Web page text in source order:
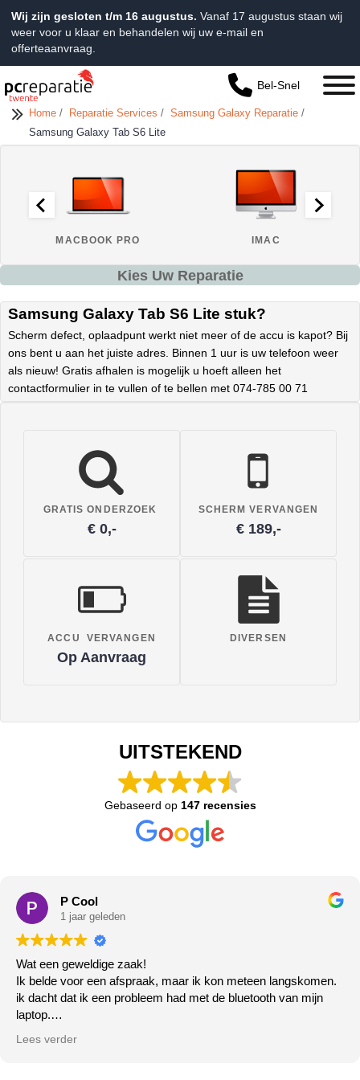
Wij zijn gesloten t/m 16 augustus. Vanaf 17 augustus staan wij
weer voor u klaar en behandelen wij uw e-mail en
offerteaanvraag.
Bel-Snel
Home / Reparatie Services / Samsung Galaxy Reparatie /
Samsung Galaxy Tab S6 Lite
MACBOOK PRO IMAC
Kies Uw Reparatie
Samsung Galaxy Tab S6 Lite stuk?
Scherm defect, oplaadpunt werkt niet meer of de accu is kapot? Bij
ons bent u aan het juiste adres. Binnen 1 uur is uw telefoon weer
als nieuw! Gratis afhalen is mogelijk u hoeft alleen het
contactformulier in te vullen of te bellen met 074-785 00 71
GRATIS ONDERZOEK
€ 0,-
SCHERM VERVANGEN
€ 189,-
ACCU VERVANGEN
Op Aanvraag
DIVERSEN
UITSTEKEND
Gebaseerd op 147 recensies
P Cool
1 jaar geleden
Wat een geweldige zaak!
Ik belde voor een afspraak, maar ik kon meteen langskomen.
ik dacht dat ik een probleem had met de bluetooth van mijn
laptop.
Het deed het gewoon niet meer, de zeer vriendelijke meneer
Lees verder